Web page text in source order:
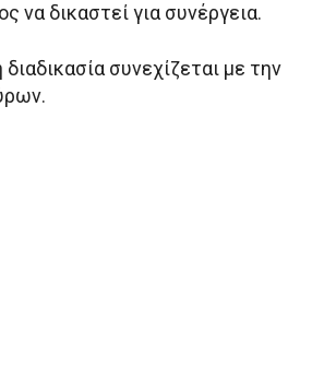
να δικαστεί για συνέργεια.
συνεχίζεται με την